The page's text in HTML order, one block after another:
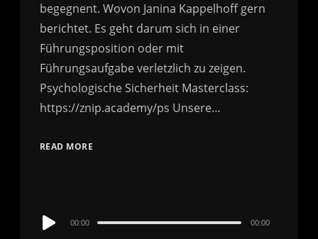
begegnent. Wovon Janina Kappelhoff gern
berichtet. Es geht darum sich in einer
Führungsposition oder mit
Führungsaufgabe verletzlich zu zeigen.
Psychologische Sicherheit Masterclass:
https://znip.academy/ps Unsere…
READ MORE
Audio
00:00 00:00